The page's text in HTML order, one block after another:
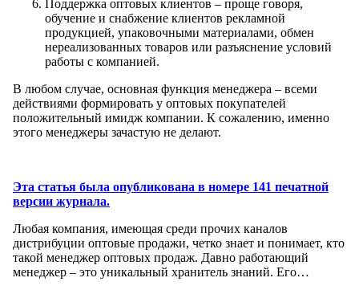
Поддержка оптовых клиентов – проще говоря,
обучение и снабжение клиентов рекламной
продукцией, упаковочными материалами, обмен
нереализованных товаров или разъяснение условий
работы с компанией.
В любом случае, основная функция менеджера – всеми
действиями формировать у оптовых покупателей
положительный имидж компании. К сожалению, именно
этого менеджеры зачастую не делают.
Эта статья была опубликована в номере 141 печатной
версии журнала.
Любая компания, имеющая среди прочих каналов
дистрибуции оптовые продажи, четко знает и понимает, кто
такой менеджер оптовых продаж. Давно работающий
менеджер – это уникальный хранитель знаний. Его…